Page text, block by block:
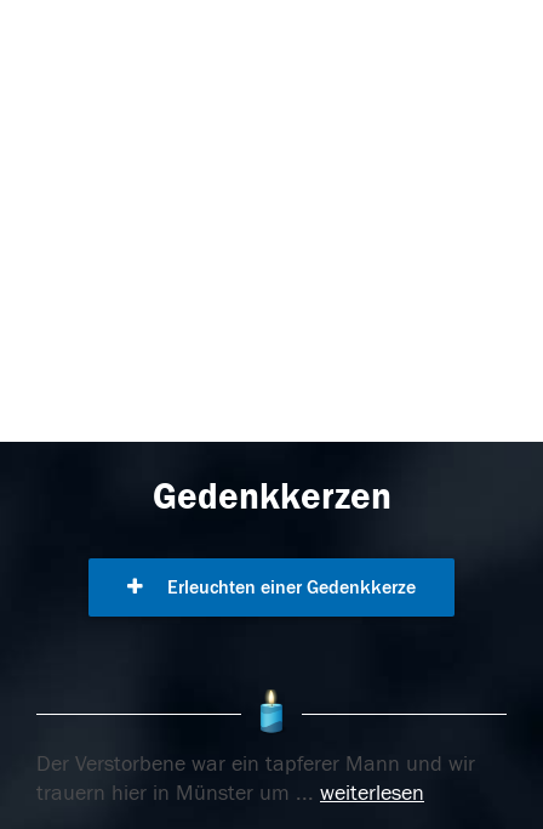
Gedenkkerzen
Erleuchten einer Gedenkkerze
Der Verstorbene war ein tapferer Mann und wir
trauern hier in Münster um ... weiterlesen